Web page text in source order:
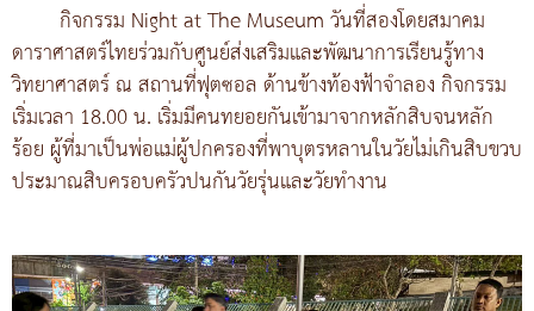
กิจกรรม Night at The Museum วันที่สองโดยสมาคม
ดาราศาสตร์ไทยร่วมกับศูนย์ส่งเสริมและพัฒนาการเรียนรู้ทาง
วิทยาศาสตร์ ณ สถานที่ฟุตซอล ด้านข้างท้องฟ้าจำลอง กิจกรรม
เริ่มเวลา 18.00 น. เริ่มมีคนทยอยกันเข้ามาจากหลักสิบจนหลัก
ร้อย ผู้ที่มาเป็นพ่อแม่ผู้ปกครองที่พาบุตรหลานในวัยไม่เกินสิบขวบ
ประมาณสิบครอบครัวปนกันวัยรุ่นและวัยทำงาน